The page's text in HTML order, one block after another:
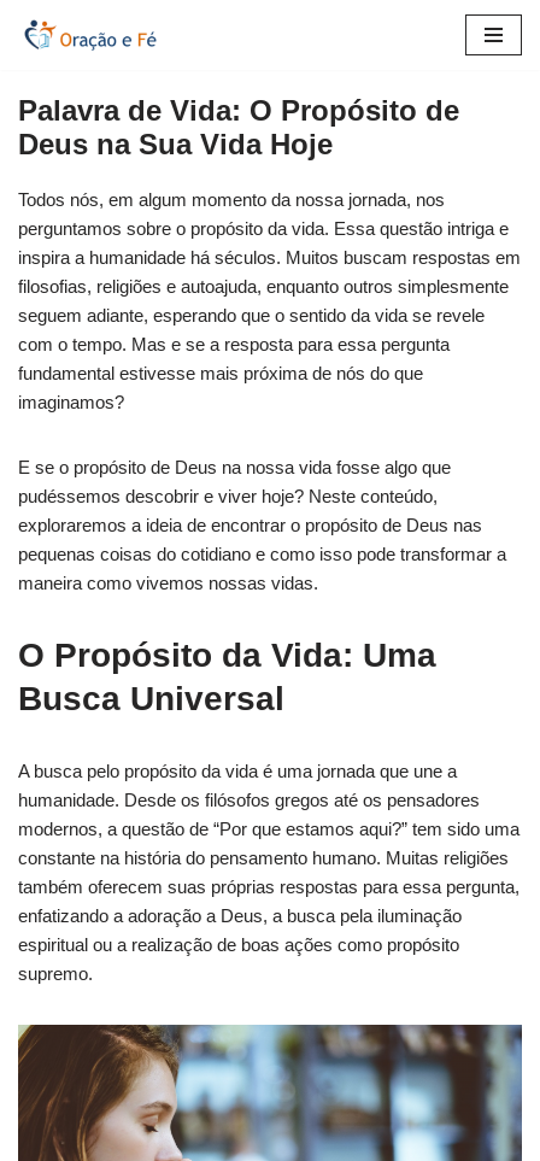
o
conteúdo
Palavra de Vida: O Propósito de
Deus na Sua Vida Hoje
Todos nós, em algum momento da nossa jornada, nos
perguntamos sobre o propósito da vida. Essa questão intriga e
inspira a humanidade há séculos. Muitos buscam respostas em
filosofias, religiões e autoajuda, enquanto outros simplesmente
seguem adiante, esperando que o sentido da vida se revele
com o tempo. Mas e se a resposta para essa pergunta
fundamental estivesse mais próxima de nós do que
imaginamos?
E se o propósito de Deus na nossa vida fosse algo que
pudéssemos descobrir e viver hoje? Neste conteúdo,
exploraremos a ideia de encontrar o propósito de Deus nas
pequenas coisas do cotidiano e como isso pode transformar a
maneira como vivemos nossas vidas.
O Propósito da Vida: Uma
Busca Universal
A busca pelo propósito da vida é uma jornada que une a
humanidade. Desde os filósofos gregos até os pensadores
modernos, a questão de “Por que estamos aqui?” tem sido uma
constante na história do pensamento humano. Muitas religiões
também oferecem suas próprias respostas para essa pergunta,
enfatizando a adoração a Deus, a busca pela iluminação
espiritual ou a realização de boas ações como propósito
supremo.